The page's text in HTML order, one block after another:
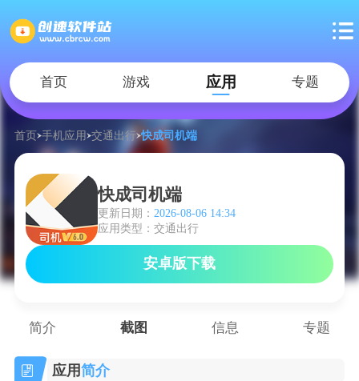
首页 游戏 应用 专题
首页 手机应用 交通出行 快成司机端
快成司机端
更新日期： 2026-08-06 14:34
应用类型：交通出行
安卓版下载
简介 截图 信息 专题
应用简介